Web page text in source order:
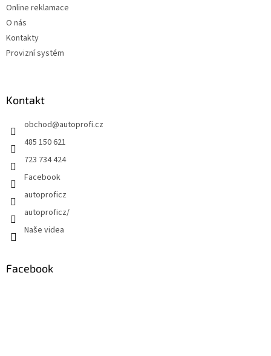
Online reklamace
O nás
Kontakty
Provizní systém
Kontakt
obchod@autoprofi.cz
485 150 621
723 734 424
Facebook
autoproficz
autoproficz/
Naše videa
Facebook